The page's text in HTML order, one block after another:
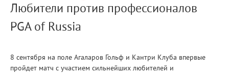
Любители против профессионалов
PGA of Russia
8 сентября на поле Агаларов Гольф и Кантри Клуба впервые
пройдет матч с участием сильнейших любителей и